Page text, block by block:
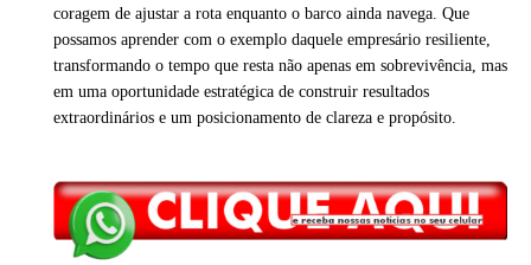
coragem de ajustar a rota enquanto o barco ainda navega. Que
possamos aprender com o exemplo daquele empresário resiliente,
transformando o tempo que resta não apenas em sobrevivência, mas
em uma oportunidade estratégica de construir resultados
extraordinários e um posicionamento de clareza e propósito.